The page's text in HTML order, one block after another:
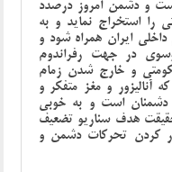
و دشمن امروز درصدد
را استخراج نماید و به
ایران همراه شود و
در جهت رفراندوم
و خارج شدن زمام
و مغز متفکر و
است و به خوبی
هدف سناریو تضعیف
کردن تحرکات دشمن و